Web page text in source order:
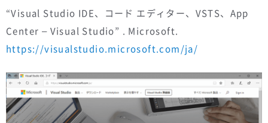
“Visual Studio IDE、コード エディター、VSTS、App
Center – Visual Studio” . Microsoft.
https://visualstudio.microsoft.com/ja/